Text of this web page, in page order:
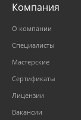
Компания
О компании
Специалисты
Мастерские
Сертификаты
Лицензии
Вакансии